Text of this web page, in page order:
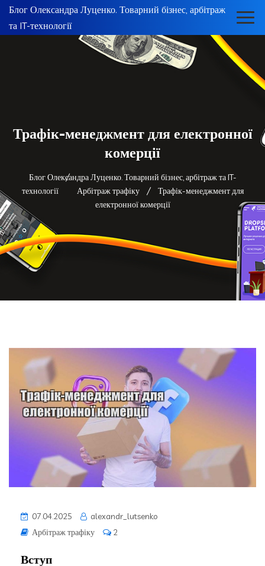
Блог Олександра Луценко. Товарний бізнес, арбітраж
та IT-технології
Трафік-менеджмент для електронної
комерції
Блог Олександра Луценко. Товарний бізнес, арбітраж та IT-
технології
Арбітраж трафіку
Трафік-менеджмент для
електронної комерції
07.04.2025
alexandr_lutsenko
Арбітраж трафіку
2
Вступ